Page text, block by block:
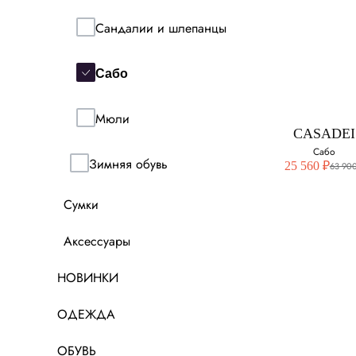
Сандалии и шлепанцы
Сабо
Мюли
Зимняя обувь
Сумки
Аксессуары
НОВИНКИ
ОДЕЖДА
ОБУВЬ
CASADEI
Сабо
25 560 ₽63